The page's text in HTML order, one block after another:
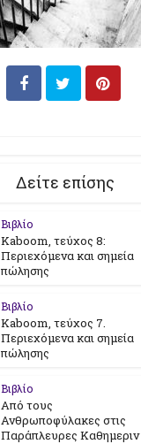
Δείτε επίσης
Βιβλίο
Kaboom, τεύχος 8:
Περιεχόμενα και σημεία
πώλησης
Βιβλίο
Kaboom, τεύχος 7.
Περιεχόμενα και σημεία
πώλησης
Βιβλίο
Από τους
Ανθρωποφύλακες στις
Παράπλευρες Καθημεριν